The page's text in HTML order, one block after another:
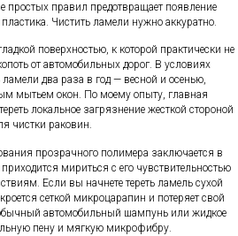
простых правил предотвращает появление
Чистить ламели нужно аккуратно.
поверхностью, к которой практически не
от автомобильных дорог. В условиях
два раза в год — весной и осенью,
мытьем окон. По моему опыту, главная
локальное загрязнение жесткой стороной
чистки раковин.
прозрачного полимера заключается в
мириться с его чувствительностью
Если вы начнете тереть ламель сухой
сеткой микроцарапин и потеряет свой
автомобильный шампунь или жидкое
пену и мягкую микрофибру.